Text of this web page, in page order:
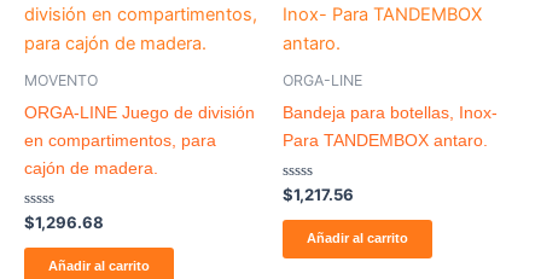
MOVENTO
ORGA-LINE Juego de división
en compartimentos, para
cajón de madera.
Valorado
con
0
$1,296.68
Añadir al carrito
ORGA-LINE
Bandeja para botellas, Inox-
Para TANDEMBOX antaro.
Valorado
con
0
$1,217.56
Añadir al carrito